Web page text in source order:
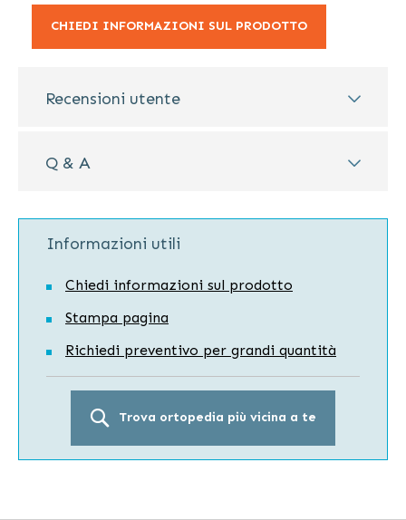
CHIEDI INFORMAZIONI SUL PRODOTTO
Recensioni utente
Q & A
Informazioni utili
Chiedi informazioni sul prodotto
Stampa pagina
Richiedi preventivo per grandi quantità
Trova ortopedia più vicina a te